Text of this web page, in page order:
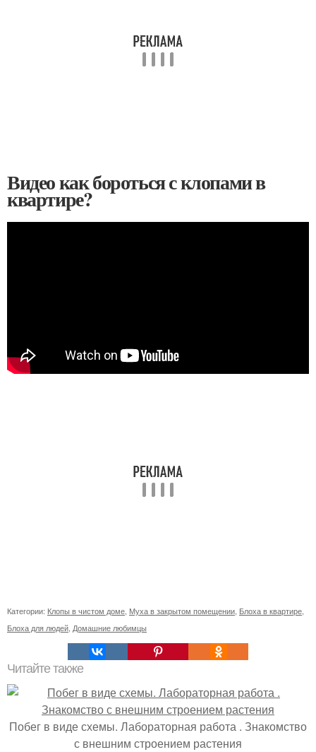
Видео как бороться с клопами в
квартире?
Категории: Клопы в чистом доме Муха в закрытом помещении Блоха в квартире
Блоха для людей Домашние любимцы
Читайте также
Побег в виде схемы. Лабораторная работа . Знакомство
с внешним строением растения